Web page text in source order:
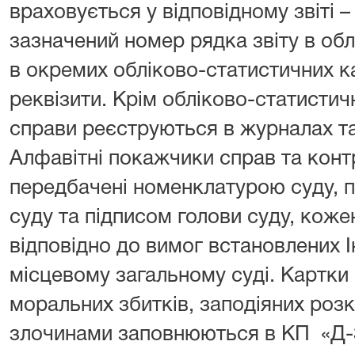
враховується у відповідному звіті
зазначений номер рядка звіту в
в окремих обліково-статистичних
реквізити. Крім обліково-
справи реєструються в журналах
Алфавітні покажчики справ та
передбачені номенклатурою суду,
суду та підписом голови суду,
відповідно до вимог встановлених
місцевому загальному суді.
моральних збитків, заподіяних
злочинами заповнюються в КП «Д-